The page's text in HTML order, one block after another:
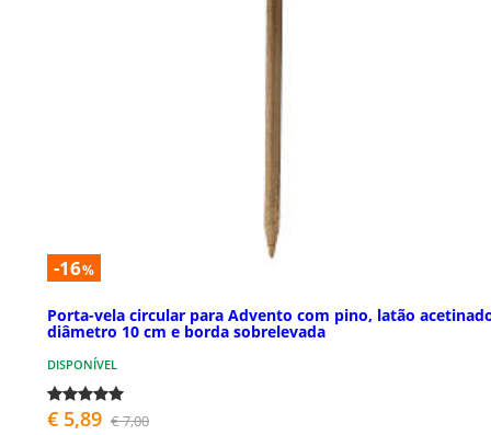
-16%
Porta-vela circular para Advento com pino, latão
diâmetro 10 cm e borda sobrelevada
DISPONÍVEL
€ 5,89 € 7,00